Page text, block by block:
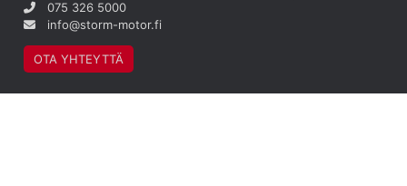
075 326 5000
info@storm-motor.fi
OTA YHTEYTTÄ